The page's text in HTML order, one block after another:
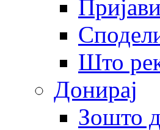
Што
Донирај
Зошто